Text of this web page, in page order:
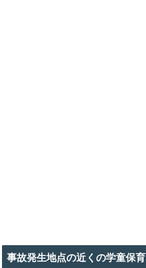
事故発生地点の近くの学童保育